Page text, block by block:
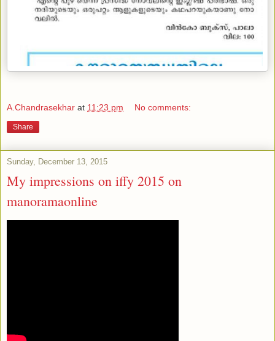
A.Chandrasekhar at 11:23 pm No comments:
Share
Sunday, December 13, 2015
My impressions on iffy 2015 on
manoramaonline